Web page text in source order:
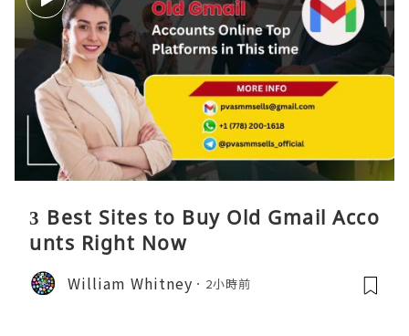
3 Best Sites to Buy Old Gmail Acco
unts Right Now
William Whitney 2小時前